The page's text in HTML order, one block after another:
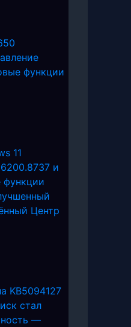
функции
11
и
функции
Центр
KB5094127
стал
—